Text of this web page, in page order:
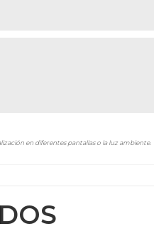
en diferentes pantallas o la luz ambiente.